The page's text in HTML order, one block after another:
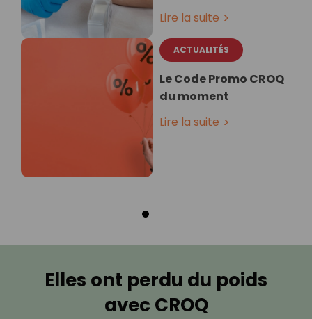
Lire la suite
ACTUALITÉS
Le Code Promo CROQ
du moment
Lire la suite
Elles ont perdu du poids
avec CROQ